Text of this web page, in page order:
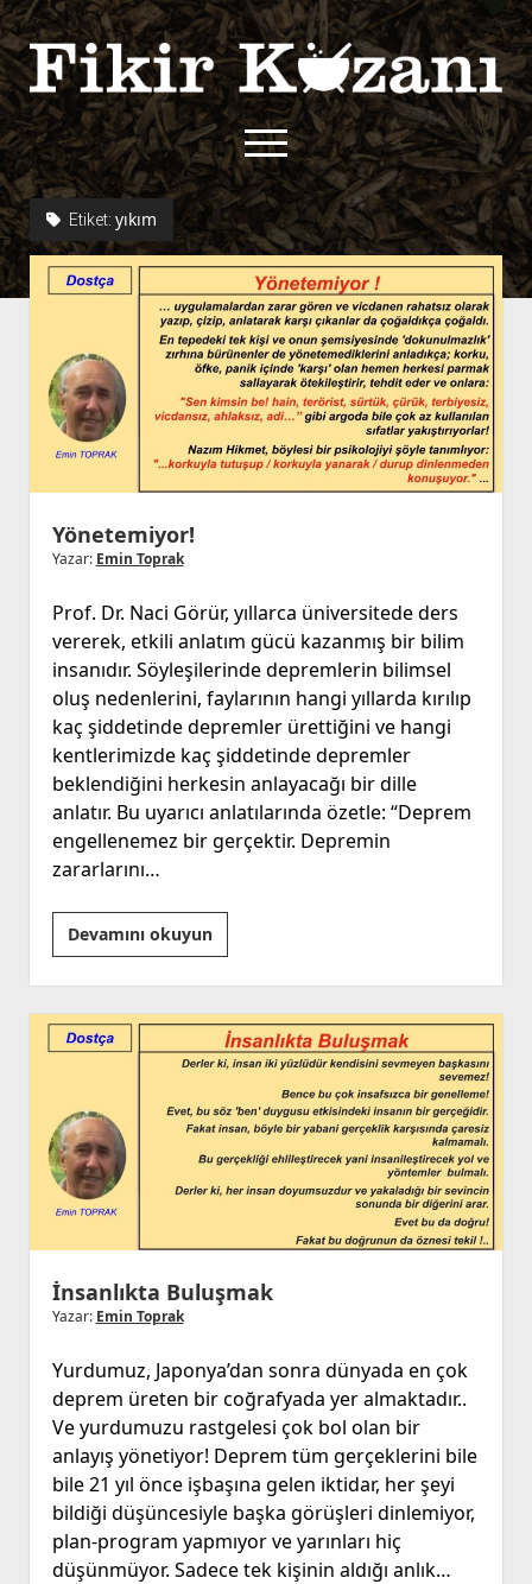
Fikir
Kazanı
menüyü
aç
twitterfacebook
rss
Hakkımızda
açılır
menüyü
aç
Kullanım Koşulları
Gizlilik Politikası
Çerez Politikası
İletişim
Kurallar
Başvuru
Etiket: yıkım
Yönetemiyor!
Yazar: Emin Toprak
Prof. Dr. Naci Görür, yıllarca üniversitede ders
vererek, etkili anlatım gücü kazanmış bir bilim
insanıdır. Söyleşilerinde depremlerin bilimsel
oluş nedenlerini, faylarının hangi yıllarda kırılıp
kaç şiddetinde depremler ürettiğini ve hangi
kentlerimizde kaç şiddetinde depremler
beklendiğini herkesin anlayacağı bir dille
anlatır. Bu uyarıcı anlatılarında özetle: “Deprem
engellenemez bir gerçektir. Depremin
zararlarını…
Devamını okuyunYönetemiyor!
İnsanlıkta Buluşmak
Yazar: Emin Toprak
Yurdumuz, Japonya’dan sonra dünyada en çok
deprem üreten bir coğrafyada yer almaktadır..
Ve yurdumuzu rastgelesi çok bol olan bir
anlayış yönetiyor! Deprem tüm gerçeklerini bile
bile 21 yıl önce işbaşına gelen iktidar, her şeyi
bildiği düşüncesiyle başka görüşleri dinlemiyor,
plan-program yapmıyor ve yarınları hiç
düşünmüyor. Sadece tek kişinin aldığı anlık…